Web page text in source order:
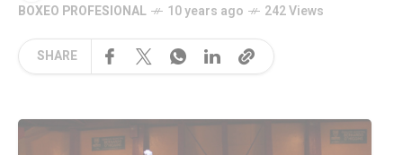
BOXEO PROFESIONAL
10 years ago 242 Views
SHARE